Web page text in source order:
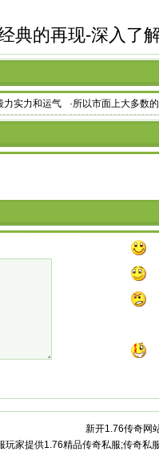
典的再现-深入了
力实力和运气
·所以市面上大多数
新开1.76传奇网
家提供1.76精品传奇私服;传奇